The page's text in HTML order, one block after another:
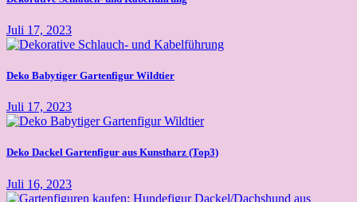
Juli 17, 2023
Deko Babytiger Gartenfigur Wildtier
Juli 17, 2023
Deko Dackel Gartenfigur aus Kunstharz (Top3)
Juli 16, 2023